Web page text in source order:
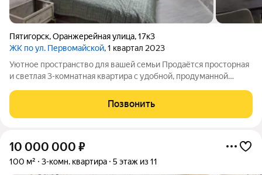
Пятигорск,Оранжерейная улица,17к3
ЖК по ул. Первомайской, 1 квартал 2023
Уютное пространство для вашей семьи Продаётся просторная
и светлая 3-комнатная квартира с удобной, продуманной
комфортное личное пространство, просторный зал подойдёт
для семейных вечеров и встреч с
Позвонить
10 000 000 ₽
100 м² 3-комн. квартира 5 этаж из 11